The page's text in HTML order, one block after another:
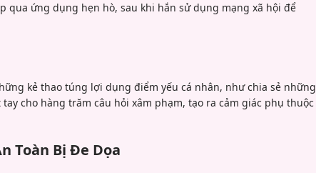
qua ứng dụng hẹn hò, sau khi hắn sử dụng mạng xã hội để
kẻ thao túng lợi dụng điểm yếu cá nhân, như chia sẻ những
cho hàng trăm câu hỏi xâm phạm, tạo ra cảm giác phụ thuộc
Toàn Bị Đe Dọa